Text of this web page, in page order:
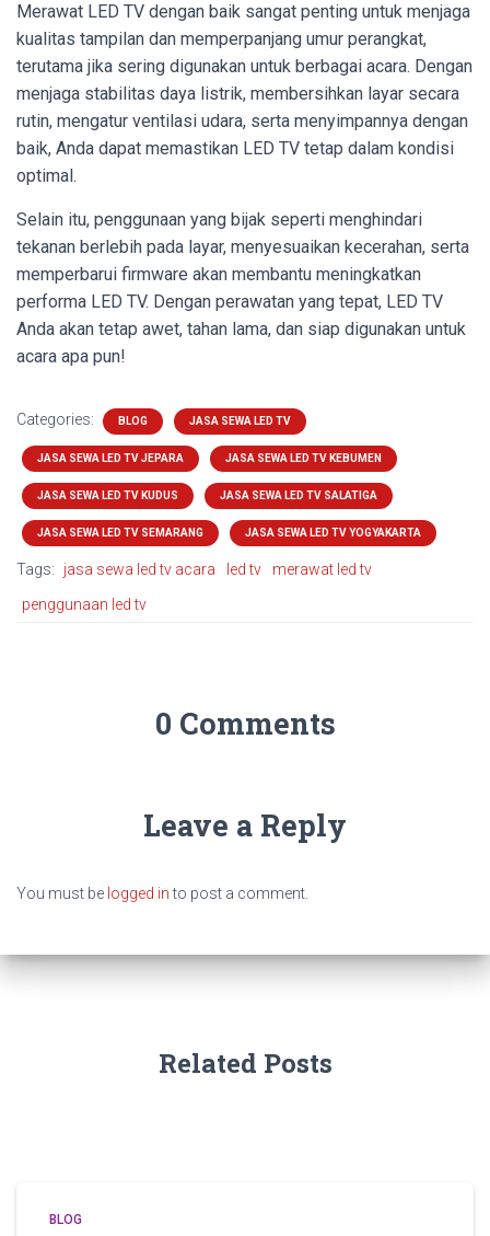
Merawat LED TV dengan baik sangat penting untuk menjaga
kualitas tampilan dan memperpanjang umur perangkat,
terutama jika sering digunakan untuk berbagai acara. Dengan
menjaga stabilitas daya listrik, membersihkan layar secara
rutin, mengatur ventilasi udara, serta menyimpannya dengan
baik, Anda dapat memastikan LED TV tetap dalam kondisi
optimal.
Selain itu, penggunaan yang bijak seperti menghindari
tekanan berlebih pada layar, menyesuaikan kecerahan, serta
memperbarui firmware akan membantu meningkatkan
performa LED TV. Dengan perawatan yang tepat, LED TV
Anda akan tetap awet, tahan lama, dan siap digunakan untuk
acara apa pun!
Categories: BLOG JASA SEWA LED TV
JASA SEWA LED TV JEPARA JASA SEWA LED TV KEBUMEN
JASA SEWA LED TV KUDUS JASA SEWA LED TV SALATIGA
JASA SEWA LED TV SEMARANG JASA SEWA LED TV YOGYAKARTA
Tags: jasa sewa led tv acara led tv
merawat led tv
penggunaan led tv
0 Comments
Leave a Reply
You must be logged into post a comment.
Related Posts
BLOG